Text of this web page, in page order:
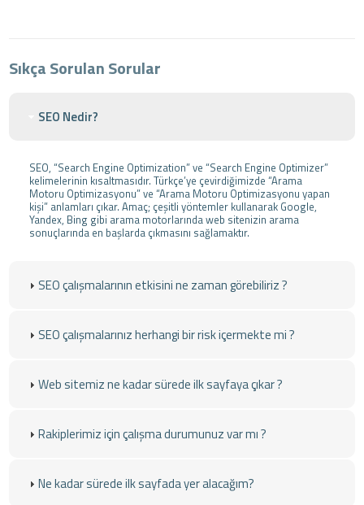
Sıkça Sorulan Sorular
SEO Nedir?
SEO, “Search Engine Optimization” ve “Search Engine Optimizer”
kelimelerinin kısaltmasıdır. Türkçe’ye çevirdiğimizde “Arama
Motoru Optimizasyonu” ve “Arama Motoru Optimizasyonu yapan
kişi” anlamları çıkar. Amaç; çeşitli yöntemler kullanarak Google,
Yandex, Bing gibi arama motorlarında web sitenizin arama
sonuçlarında en başlarda çıkmasını sağlamaktır.
SEO çalışmalarının etkisini ne zaman görebiliriz ?
SEO çalışmalarınız herhangi bir risk içermekte mi ?
Web sitemiz ne kadar sürede ilk sayfaya çıkar ?
Rakiplerimiz için çalışma durumunuz var mı ?
Ne kadar sürede ilk sayfada yer alacağım?